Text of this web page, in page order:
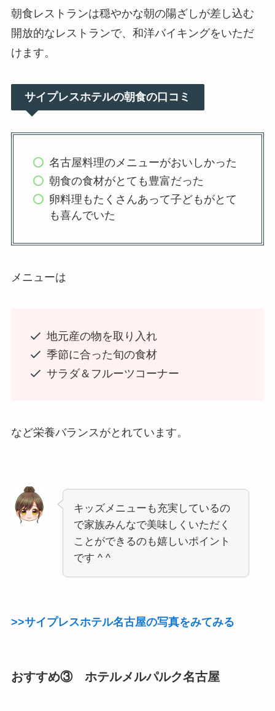
朝食レストランは穏やかな朝の陽ざしが差し込む
開放的なレストランで、和洋バイキングをいただ
けます。
サイプレスホテルの朝食の口コミ
名古屋料理のメニューがおいしかった
朝食の食材がとても豊富だった
卵料理もたくさんあって子どもがとて
も喜んでいた
メニューは
地元産の物を取り入れ
季節に合った旬の食材
サラダ＆フルーツコーナー
など栄養バランスがとれています。
キッズメニューも充実しているの
で家族みんなで美味しくいただく
ことができるのも嬉しいポイント
です ^ ^
>>サイプレスホテル名古屋の写真をみてみる
おすすめ③ ホテルメルパルク名古屋